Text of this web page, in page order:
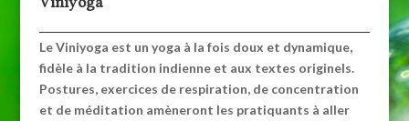
Le Viniyoga est un yoga à la fois doux et dynamique,
fidèle à la tradition indienne et aux textes originels.
Postures, exercices de respiration, de concentration
et de méditation amèneront les pratiquants à aller